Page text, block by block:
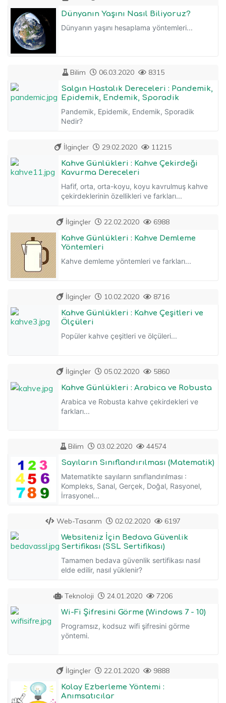
Dünyanın Yaşını Nasıl Biliyoruz?
Dünyanın yaşını hesaplama yöntemleri...
Bilim 06.03.2020 8315
Salgın Hastalık Dereceleri : Pandemik,
Epidemik, Endemik, Sporadik
Pandemik, Epidemik, Endemik, Sporadik
Nedir?
İlginçler 29.02.2020 11215
Kahve Günlükleri : Kahve Çekirdeği
Kavurma Dereceleri
Hafif, orta, orta-koyu, koyu kavrulmuş kahve
çekirdeklerinin özellikleri ve farkları...
İlginçler 22.02.2020 6988
Kahve Günlükleri : Kahve Demleme
Yöntemleri
Kahve demleme yöntemleri ve farkları...
İlginçler 10.02.2020 8716
Kahve Günlükleri : Kahve Çeşitleri ve
Ölçüleri
Popüler kahve çeşitleri ve ölçüleri...
İlginçler 05.02.2020 5860
Kahve Günlükleri : Arabica ve Robusta
Arabica ve Robusta kahve çekirdekleri ve
farkları...
Bilim 03.02.2020 44574
Sayıların Sınıflandırılması (Matematik)
Matematikte sayıların sınıflandırılması :
Kompleks, Sanal, Gerçek, Doğal, Rasyonel,
İrrasyonel...
Web-Tasarım 02.02.2020 6197
Websiteniz İçin Bedava Güvenlik
Sertifikası (SSL Sertifikası)
Tamamen bedava güvenlik sertifikası nasıl
elde edilir, nasıl yüklenir?
Teknoloji 24.01.2020 7206
Wi-Fi Şifresini Görme (Windows 7 - 10)
Programsız, kodsuz wifi şifresini görme
yöntemi.
İlginçler 22.01.2020 9888
Kolay Ezberleme Yöntemi :
Anımsatıcılar